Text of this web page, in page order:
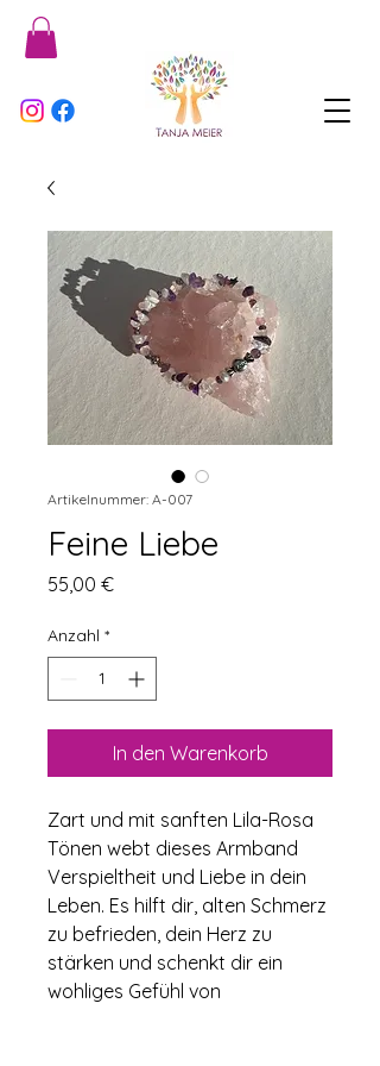
Artikelnummer: A-007
Feine Liebe
55,00 €Preis
Anzahl *
In den Warenkorb
Zart und mit sanften Lila-Rosa
Tönen webt dieses Armband
Verspieltheit und Liebe in dein
Leben. Es hilft dir, alten Schmerz
zu befrieden, dein Herz zu
stärken und schenkt dir ein
wohliges Gefühl von